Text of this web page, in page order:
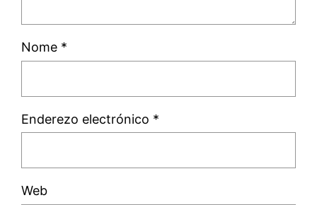
Nome *
Enderezo electrónico *
Web